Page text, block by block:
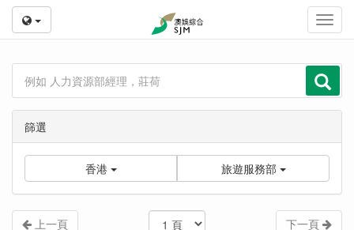
篩選
香港 旅遊服務部
上一頁 下一頁